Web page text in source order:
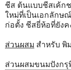
ชีส ต้นแบบชีสเค้ก
ใหม่ที่เป็นเอกลักษ
ก่อตั้ง ชีสยี่ห้อที่ยังค
ส่วนผสม สำหรับ พิ
ส่วนผสมขนมปังกรุ